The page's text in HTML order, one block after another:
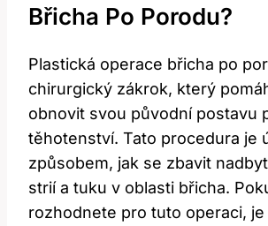
Břicha Po Porodu?
Plastická operace břicha po
chirurgický zákrok, který
obnovit svou původní postavu
těhotenství. Tato procedura je
způsobem, jak se zbavit
strií a tuku v oblasti břicha.
rozhodnete pro tuto operaci,